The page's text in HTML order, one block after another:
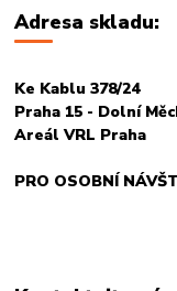
Adresa skladu:
Ke Kablu 378/24
Praha 15 - Dolní
Areál VRL Praha
PRO OSOBNÍ